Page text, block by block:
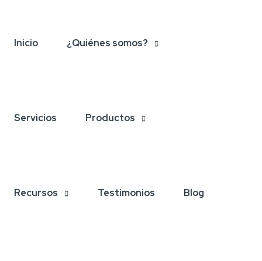
Inicio ¿Quiénes somos?
Servicios Productos
Recursos Testimonios Blog